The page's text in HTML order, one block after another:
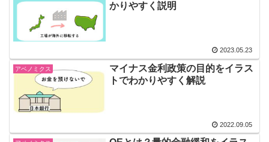
かりやすく説明
2023.05.23
アベノミクス
マイナス金利政策の目的をイラス
トでわかりやすく解説
2022.09.05